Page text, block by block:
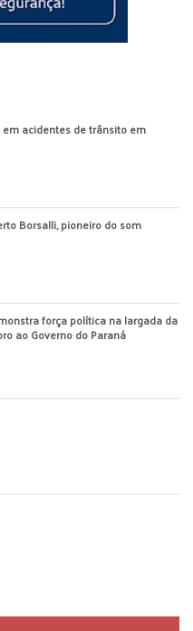
acidentes de trânsito em
Borsalli, pioneiro do som
força política na largada da
ao Governo do Paraná